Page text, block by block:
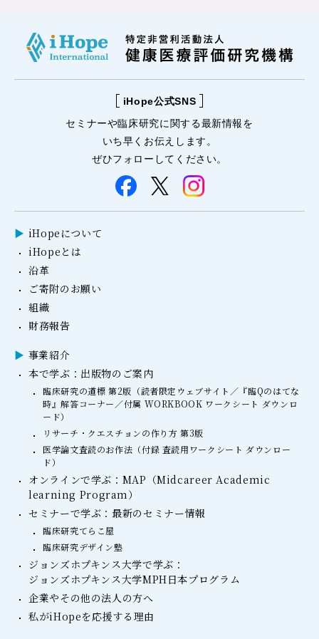
iHope公式SNS
セミナーや臨床研究に関する最新情報を
いち早くお伝えします。
ぜひフォローしてください。
iHopeについて
iHopeとは
沿革
ご寄附のお願い
組織
財務報告
事業紹介
本で学ぶ：出版物のご案内
臨床研究の道標 第2版（読者限定ウェブサイト／『臨Qのはてな
時』解答コーナー／付属 WORKBOOK ワークシート ダウンロ
ード）
リサーチ・クエスチョンの作り方 第3版
医学論文査読のお作法（付録 査読用ワークシート ダウンロー
ド）
オンラインで学ぶ：MAP（Midcareer Academic
learning Program）
セミナーで学ぶ：最新のセミナー情報
臨床研究てらこ屋
臨床研究デザイン塾
ジョンズホプキンス大学で学ぶ：
ジョンズホプキンス大学MPH日本プログラム
企業やその他の法人の方へ
私がiHopeを応援する理由